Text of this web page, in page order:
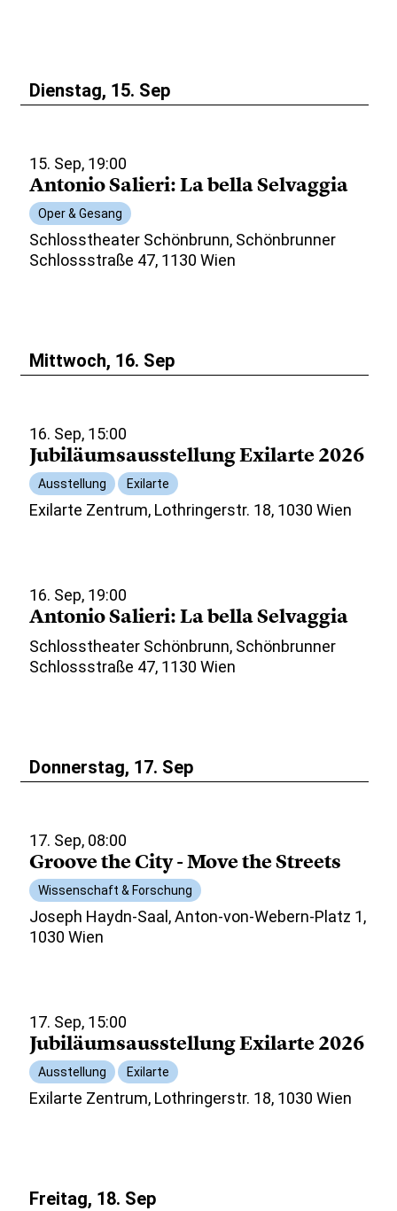
Dienstag, 15. Sep
15. Sep, 19:00
Antonio Salieri: La bella Selvaggia
Oper & Gesang
Schlosstheater Schönbrunn, Schönbrunner
Schlossstraße 47, 1130 Wien
Mittwoch, 16. Sep
16. Sep, 15:00
Jubiläumsausstellung Exilarte 2026
Ausstellung Exilarte
Exilarte Zentrum, Lothringerstr. 18, 1030 Wien
16. Sep, 19:00
Antonio Salieri: La bella Selvaggia
Schlosstheater Schönbrunn, Schönbrunner
Schlossstraße 47, 1130 Wien
Donnerstag, 17. Sep
17. Sep, 08:00
Groove the City - Move the Streets
Wissenschaft & Forschung
Joseph Haydn-Saal, Anton-von-Webern-Platz 1,
1030 Wien
17. Sep, 15:00
Jubiläumsausstellung Exilarte 2026
Ausstellung Exilarte
Exilarte Zentrum, Lothringerstr. 18, 1030 Wien
Freitag, 18. Sep